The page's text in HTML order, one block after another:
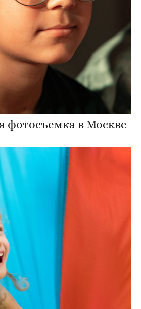
фотосъемка в Москве